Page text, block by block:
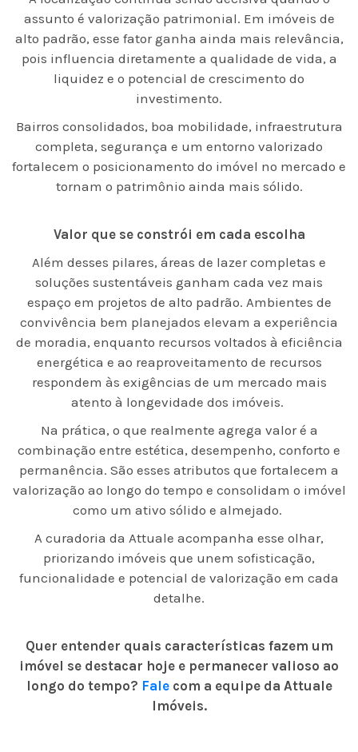
assunto é valorização patrimonial. Em imóveis de
alto padrão, esse fator ganha ainda mais relevância,
pois influencia diretamente a qualidade de vida, a
liquidez e o potencial de crescimento do
investimento.
Bairros consolidados, boa mobilidade, infraestrutura
completa, segurança e um entorno valorizado
fortalecem o posicionamento do imóvel no mercado e
tornam o patrimônio ainda mais sólido.
Valor que se constrói em cada escolha
Além desses pilares, áreas de lazer completas e
soluções sustentáveis ganham cada vez mais
espaço em projetos de alto padrão. Ambientes de
convivência bem planejados elevam a experiência
de moradia, enquanto recursos voltados à eficiência
energética e ao reaproveitamento de recursos
respondem às exigências de um mercado mais
atento à longevidade dos imóveis.
Na prática, o que realmente agrega valor é a
combinação entre estética, desempenho, conforto e
permanência. São esses atributos que fortalecem a
valorização ao longo do tempo e consolidam o imóvel
como um ativo sólido e almejado.
A curadoria da Attuale acompanha esse olhar,
priorizando imóveis que unem sofisticação,
funcionalidade e potencial de valorização em cada
detalhe.
Quer entender quais características fazem um
imóvel se destacar hoje e permanecer valioso ao
longo do tempo? Falecom a equipe da Attuale
Imóveis.